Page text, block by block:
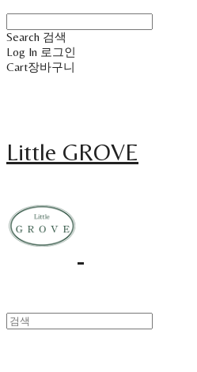
Search 검색
Log In 로그인
Cart장바구니
Little GROVE